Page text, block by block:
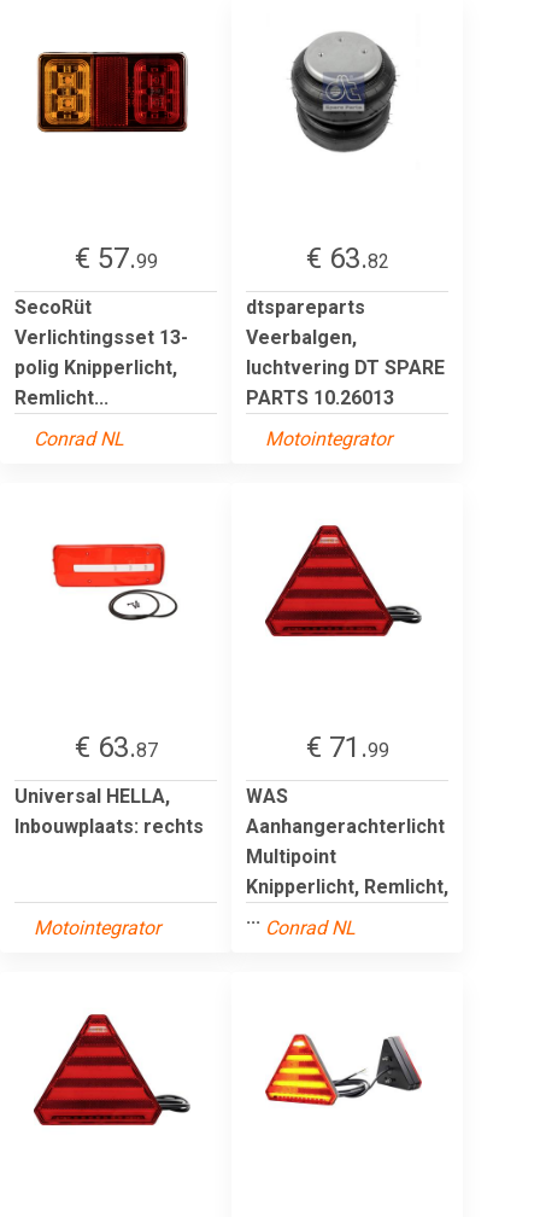
€ 57.99
SecoRüt
Verlichtingsset 13-
polig Knipperlicht,
Remlicht...
Conrad NL
€ 63.82
dtspareparts
Veerbalgen,
luchtvering DT SPARE
PARTS 10.26013
Motointegrator
€ 63.87
Universal HELLA,
Inbouwplaats: rechts
Motointegrator
€ 71.99
WAS
Aanhangerachterlicht
Multipoint
Knipperlicht, Remlicht,
... Conrad NL